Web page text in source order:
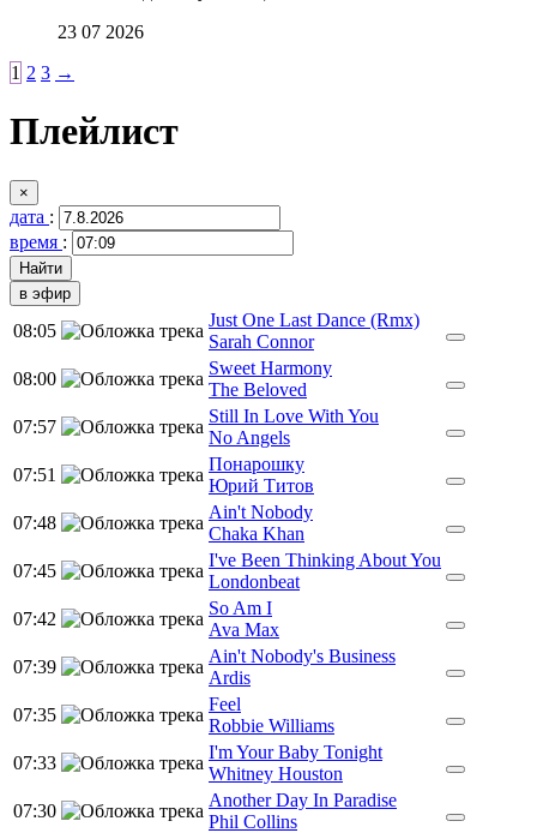
23 07 2026
1 2 3 →
Плейлист
×
дата :
время :
в эфир
08:05
Just One Last Dance (Rmx)
Sarah Connor
08:00
Sweet Harmony
The Beloved
07:57
Still In Love With You
No Angels
07:51
Понарошку
Юрий Титов
07:48
Ain't Nobody
Chaka Khan
07:45
I've Been Thinking About You
Londonbeat
07:42
So Am I
Ava Max
07:39
Ain't Nobody's Business
Ardis
07:35
Feel
Robbie Williams
07:33
I'm Your Baby Tonight
Whitney Houston
07:30
Another Day In Paradise
Phil Collins